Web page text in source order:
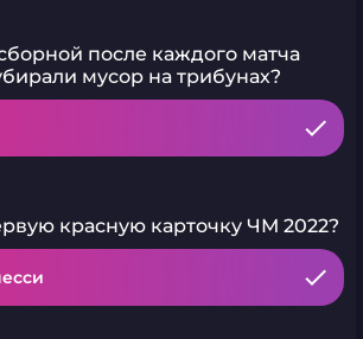
после каждого матча
мусор на трибунах?
красную карточку ЧМ 2022?